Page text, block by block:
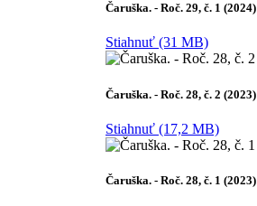
Čaruška. - Roč. 29, č. 1 (2024)
Stiahnuť (31 MB)
Čaruška. - Roč. 28, č. 2 (2023)
Stiahnuť (17,2 MB)
Čaruška. - Roč. 28, č. 1 (2023)